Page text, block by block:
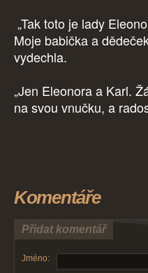
„Tak toto je lady
Moje babička a
vydechla.
„Jen Eleonora a Karl.
na svou vnučku, a
Komentáře
Přidat komentář
Jméno: